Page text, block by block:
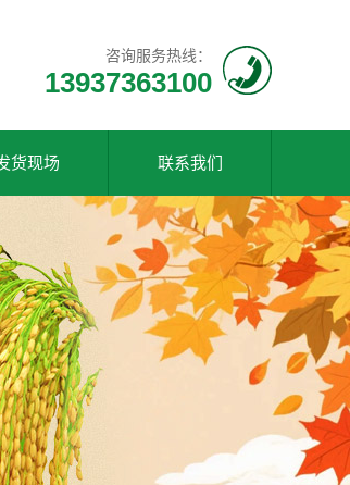
咨询服务热线：
13937363100
货现场 联系我们